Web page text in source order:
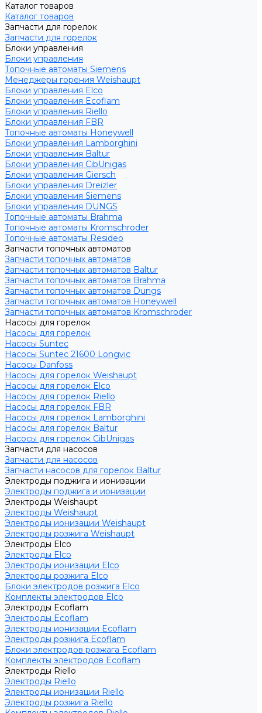
Каталог товаров
Каталог товаров
Запчасти для горелок
Запчасти для горелок
Блоки управления
Блоки управления
Топочные автоматы Siemens
Менеджеры горения Weishaupt
Блоки управления Elco
Блоки управления Ecoflam
Блоки управления Riello
Блоки управления FBR
Топочные автоматы Honeywell
Блоки управления Lamborghini
Блоки управления Baltur
Блоки управления CibUnigas
Блоки управления Giersch
Блоки управления Dreizler
Блоки управления Siemens
Блоки управления DUNGS
Топочные автоматы Brahma
Топочные автоматы Kromschroder
Топочные автоматы Resideo
Запчасти топочных автоматов
Запчасти топочных автоматов
Запчасти топочных автоматов Baltur
Запчасти топочных автоматов Brahma
Запчасти топочных автоматов Dungs
Запчасти топочных автоматов Honeywell
Запчасти топочных автоматов Kromschroder
Насосы для горелок
Насосы для горелок
Насосы Suntec
Насосы Suntec 21600 Longvic
Насосы Danfoss
Насосы для горелок Weishaupt
Насосы для горелок Elco
Насосы для горелок Riello
Насосы для горелок FBR
Насосы для горелок Lamborghini
Насосы для горелок Baltur
Насосы для горелок CibUnigas
Запчасти для насосов
Запчасти для насосов
Запчасти насосов для горелок Baltur
Электроды поджига и ионизации
Электроды поджига и ионизации
Электроды Weishaupt
Электроды Weishaupt
Электроды ионизации Weishaupt
Электроды розжига Weishaupt
Электроды Elco
Электроды Elco
Электроды ионизации Elco
Электроды розжига Elco
Блоки электродов розжига Elco
Комплекты электродов Elco
Электроды Ecoflam
Электроды Ecoflam
Электроды ионизации Ecoflam
Электроды розжига Ecoflam
Блоки электродов розжага Ecoflam
Комплекты электродов Ecoflam
Электроды Riello
Электроды Riello
Электроды ионизации Riello
Электроды розжига Riello